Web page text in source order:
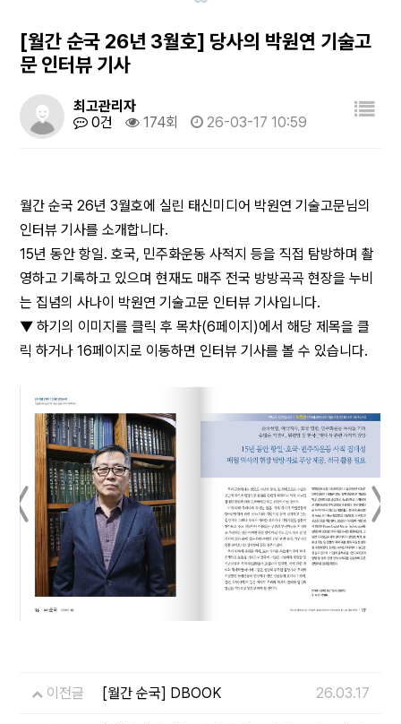
[월간 순국 26년 3월호] 당사의 박원연 기술고
문 인터뷰 기사
최고관리자
0건
174회 26-03-17 10:59
월간 순국 26년 3월호에 실린 태신미디어 박원연 기술고문님의
인터뷰 기사를 소개합니다.
15년 동안 항일. 호국, 민주화운동 사적지 등을 직접 탐방하며 촬
영하고 기록하고 있으며 현재도 매주 전국 방방곡곡 현장을 누비
는 집념의 사나이 박원연 기술고문 인터뷰 기사입니다.
▼ 하기의 이미지를 클릭 후 목차(6페이지)에서 해당 제목을 클
릭 하거나 16페이지로 이동하면 인터뷰 기사를 볼 수 있습니다.
이전글 [월간 순국] DBOOK 26.03.17